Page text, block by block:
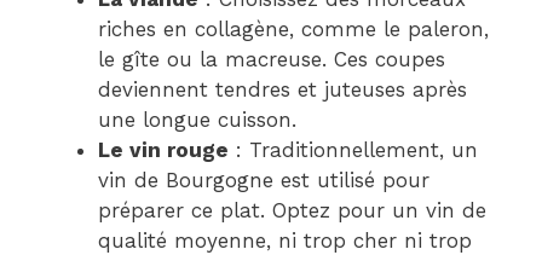
riches en collagène, comme le paleron,
le gîte ou la macreuse. Ces coupes
deviennent tendres et juteuses après
une longue cuisson.
Le vin rouge : Traditionnellement, un
vin de Bourgogne est utilisé pour
préparer ce plat. Optez pour un vin de
qualité moyenne, ni trop cher ni trop